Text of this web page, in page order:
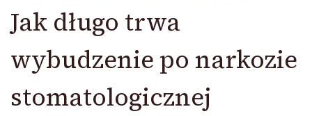
Jak długo trwa
wybudzenie po narkozie
stomatologicznej